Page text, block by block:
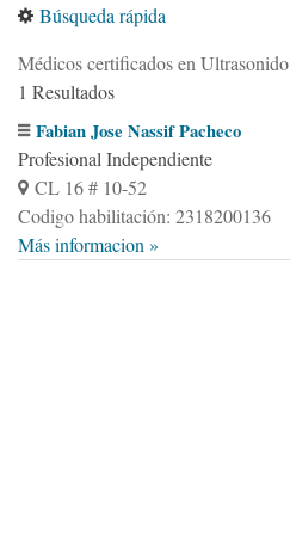
Búsqueda rápida
Médicos certificados en Ultrasonido
1 Resultados
Fabian Jose Nassif Pacheco
Profesional Independiente
CL 16 # 10-52
Codigo habilitación: 2318200136
Más informacion »